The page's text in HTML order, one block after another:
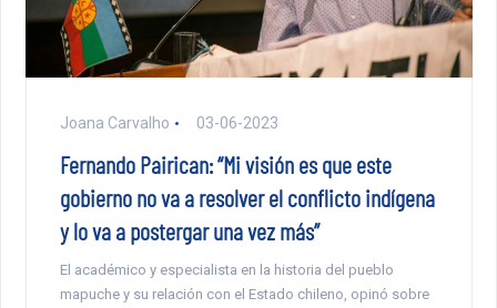
Joana Carvalho 03-06-2023
Fernando Pairican: “Mi visión es que este
gobierno no va a resolver el conflicto indígena
y lo va a postergar una vez más”
El académico y especialista en la historia del pueblo
mapuche y su relación con el Estado chileno, opinó sobre